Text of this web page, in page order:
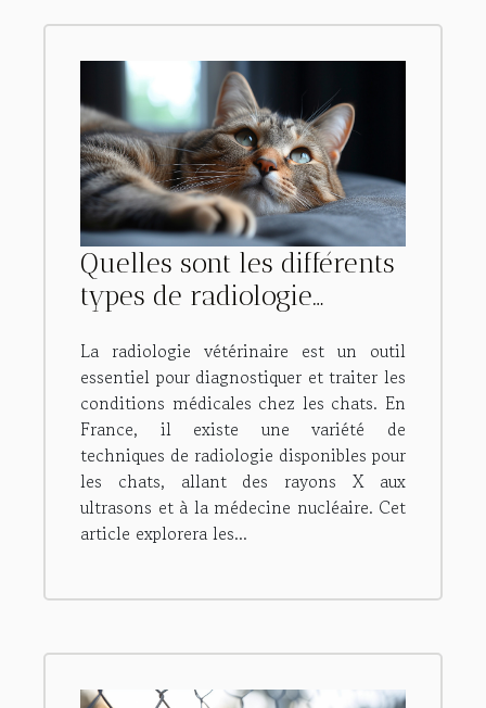
Quelles sont les différents
types de radiologie
en France ?
La radiologie vétérinaire est un outil
essentiel pour diagnostiquer et traiter les
conditions médicales chez les chats. En
France, il existe une variété de
techniques de radiologie disponibles pour
les chats, allant des rayons X aux
ultrasons et à la médecine nucléaire. Cet
article explorera les...